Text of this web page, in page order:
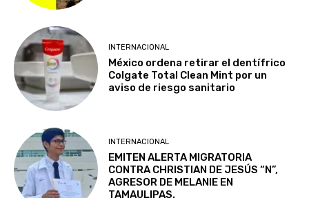
INTERNACIONAL
México ordena retirar el dentífrico
Colgate Total Clean Mint por un
aviso de riesgo sanitario
INTERNACIONAL
EMITEN ALERTA MIGRATORIA
CONTRA CHRISTIAN DE JESÚS “N”,
AGRESOR DE MELANIE EN
TAMAULIPAS.